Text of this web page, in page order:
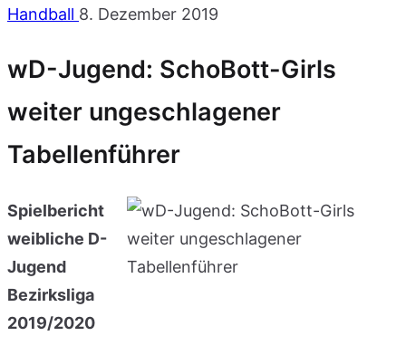
Handball 8. Dezember 2019
wD-Jugend: SchoBott-Girls
weiter ungeschlagener
Tabellenführer
Spielbericht
weibliche D-
Jugend
Bezirksliga
2019/2020